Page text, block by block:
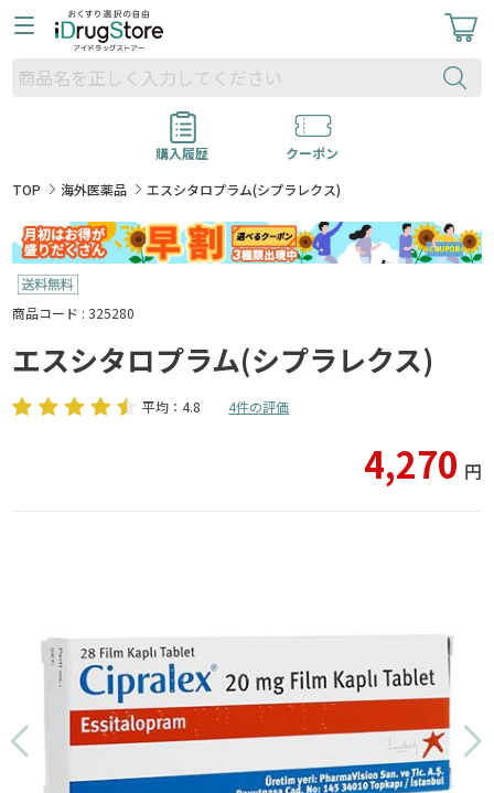
購入履歴
クーポン
TOP
海外医薬品 エスシタロプラム(シプラレクス)
商品コード : 325280
エスシタロプラム(シプラレクス)
平均：4.8 4件の評価
4,270 円